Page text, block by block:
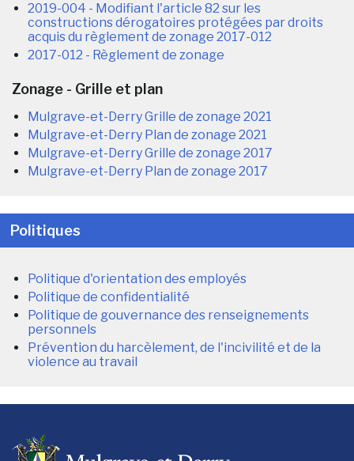
2019-004 - Modifiant l'article 82 sur les
constructions dérogatoires protégées par droits
acquis du règlement de zonage 2017-012
2017-012 - Règlement de zonage
Zonage - Grille et plan
Mulgrave-et-Derry Grille de zonage 2021
Mulgrave-et-Derry Plan de zonage 2021
Mulgrave-et-Derry Grille de zonage 2017
Mulgrave-et-Derry Plan de zonage 2017
Politiques
Politique d'orientation des employés
Politique de confidentialité
Politique de gouvernance des renseignements
personnels
Prévention du harcèlement, de l'incivilité et de la
violence au travail
-